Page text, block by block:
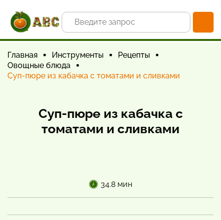
Главная Инструменты
Рецепты
Овощные блюда
Суп-пюре из кабачка с томатами и сливками
Суп-пюре из кабачка с
томатами и сливками
34.8 мин